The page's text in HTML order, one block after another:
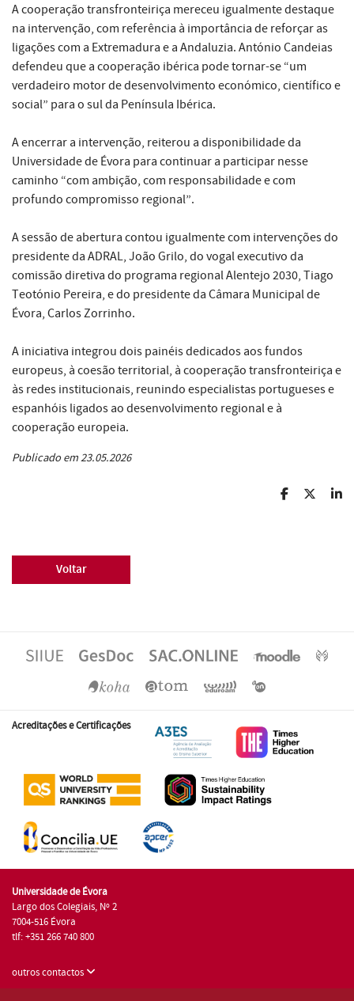
A cooperação transfronteiriça mereceu igualmente destaque
na intervenção, com referência à importância de reforçar as
ligações com a Extremadura e a Andaluzia. António Candeias
defendeu que a cooperação ibérica pode tornar-se “um
verdadeiro motor de desenvolvimento económico, científico e
social” para o sul da Península Ibérica.
A encerrar a intervenção, reiterou a disponibilidade da
Universidade de Évora para continuar a participar nesse
caminho “com ambição, com responsabilidade e com
profundo compromisso regional”.
A sessão de abertura contou igualmente com intervenções do
presidente da ADRAL, João Grilo, do vogal executivo da
comissão diretiva do programa regional Alentejo 2030, Tiago
Teotónio Pereira, e do presidente da Câmara Municipal de
Évora, Carlos Zorrinho.
A iniciativa integrou dois painéis dedicados aos fundos
europeus, à coesão territorial, à cooperação transfronteiriça e
às redes institucionais, reunindo especialistas portugueses e
espanhóis ligados ao desenvolvimento regional e à
cooperação europeia.
Publicado em 23.05.2026
Voltar
Acreditações e Certificações
Universidade de Évora
Largo dos Colegiais, Nº 2
7004-516 Évora
tlf: +351 266 740 800
outros contactos